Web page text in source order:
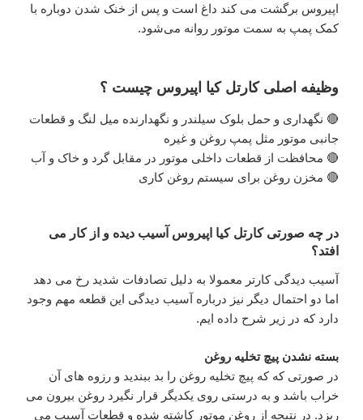
اپیروس برگشت می کند داغ است و پس از خنک شدن دوباره با
کمک پمپ به سمت موتور روانه می‌شود.
وظیفه اصلی کارتل کیا اپیروس چیست ؟
🔴 نگهداری و حمل بلوک سیلندر و نگهدارنده میل لنگ و قطعات
جانبی موتور مثل پمپ روغن و غیره
🔴 محافظت از قطعات داخلی موتور در مقابل گرد و خاک و آب
🔴 مخزن روغن برای سیستم روغن کاری
در چه صورتی کارتل کیا اپیروس آسیب دیده و از کار می
افتد؟
آسیب دیدگی کارتر معمولا به دلیل تصادفات شدید رخ می دهد
اما دو احتمال دیگر نیز درباره آسیب دیدگی این قطعه مهم وجود
دارد که در زیر شرح داده ایم.
بسته نشدن پیچ تخلیه روغن
در صورتی که که پیچ تخلیه روغن را بد ببندید و رزوه های آن
خراب باشد و به درستی روی یکدیگر قرار نگیرد روغن بیرون می
ریزد. در نتیجه از روغن موتور کاشته شده و قطعات آسیب می